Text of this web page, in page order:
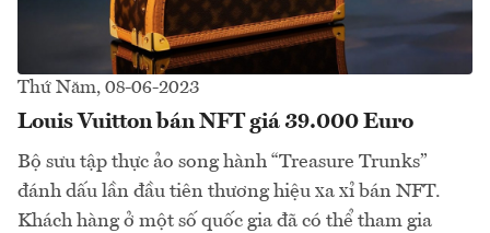
Thứ Năm, 08-06-2023
Louis Vuitton bán NFT giá 39.000 Euro
Bộ sưu tập thực ảo song hành “Treasure Trunks”
đánh dấu lần đầu tiên thương hiệu xa xỉ bán NFT.
Khách hàng ở một số quốc gia đã có thể tham gia